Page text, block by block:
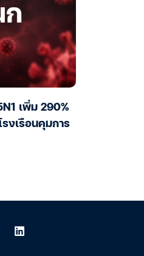
เพิ่ม 290%
งเรือนคุมการ